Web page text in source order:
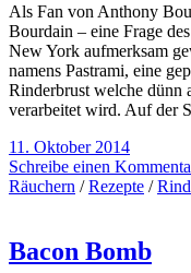
Als Fan von Anthony
Bourdain – eine Frage
New York aufmerksam
namens Pastrami, eine
Rinderbrust welche dünn
verarbeitet wird. Auf der
11. Oktober 2014
Schreibe einen
Räuchern /Rezepte /Rind
Bacon Bomb